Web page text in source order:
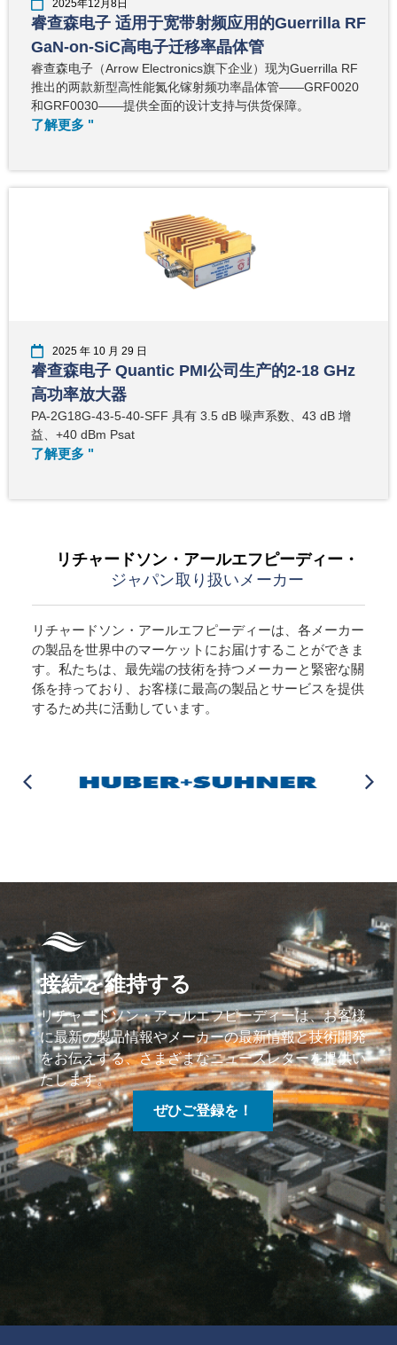
2025年12月8日
睿查森电子 适用于宽带射频应用的Guerrilla RF
GaN-on-SiC高电子迁移率晶体管
睿查森电子（Arrow Electronics旗下企业）现为Guerrilla RF
推出的两款新型高性能氮化镓射频功率晶体管——GRF0020
和GRF0030——提供全面的设计支持与供货保障。
了解更多 "
2025 年 10 月 29 日
睿查森电子 Quantic PMI公司生产的2-18 GHz
高功率放大器
PA-2G18G-43-5-40-SFF 具有 3.5 dB 噪声系数、43 dB 增
益、+40 dBm Psat
了解更多 "
リチャードソン・アールエフピーディー・
ジャパン取り扱いメーカー
リチャードソン・アールエフピーディーは、各メーカー
の製品を世界中のマーケットにお届けすることができま
す。私たちは、最先端の技術を持つメーカーと緊密な關
係を持っており、お客様に最高の製品とサービスを提供
するため共に活動しています。
接続を維持する
リチャードソン・アールエフピーディーは、お客様
に最新の製品情報やメーカーの最新情報と技術開発
をお伝えする、さまざまなニュースレターを提供い
たします。
ぜひご登録を！